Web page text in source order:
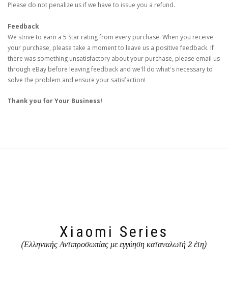
Please do not penalize us if we have to issue you a refund.
Feedback
We strive to earn a 5 Star rating from every purchase. When you receive
your purchase, please take a moment to leave us a positive feedback. If
there was something unsatisfactory about your purchase, please email us
through eBay before leaving feedback and we'll do what's necessary to
solve the problem and ensure your satisfaction!
Thank you for Your Business!
Xiaomi Series
(Ελληνικής Αντιπροσωπίας με εγγύηση καταναλωτή 2 έτη)